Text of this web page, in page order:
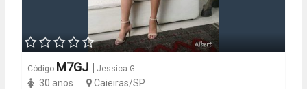
Código M7GJ | Jessica G.
30 anos Caieiras/SP